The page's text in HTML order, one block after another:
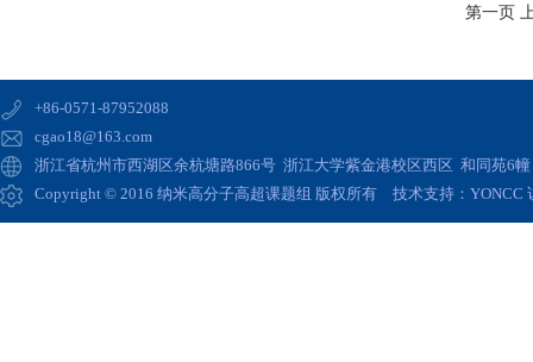
第一页
+86-0571-87952088
cgao18@163.com
浙江省杭州市西湖区余杭塘路866号 浙江大学紫金港校区西区 和同苑6
Copyright © 2016 纳米高分子高超课题组 版权所有 技术支持： YONCC